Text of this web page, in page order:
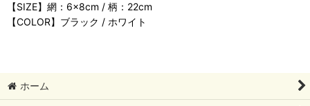
【SIZE】網：6×8cm / 柄：22cm
【COLOR】ブラック / ホワイト
ホーム